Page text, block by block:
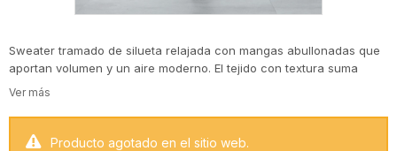
Sweater tramado de silueta relajada con mangas abullonadas que
aportan volumen y un aire moderno. El tejido con textura suma
interés visual mientras que los puños ajustados y elastizados
Ideal para elevar looks cotidianos con una pieza en tendencia y de
impronta acogedora.
Producto agotado en el sitio web.